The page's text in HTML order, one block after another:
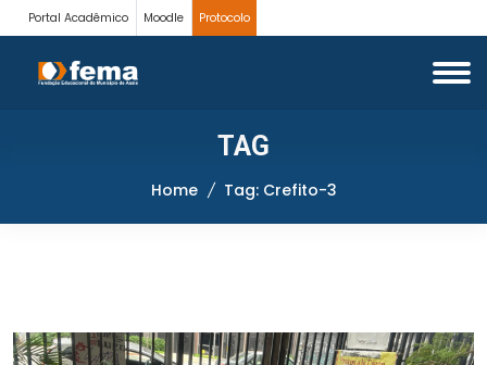
Portal Acadêmico Moodle Protocolo
TAG
Home Tag: Crefito-3